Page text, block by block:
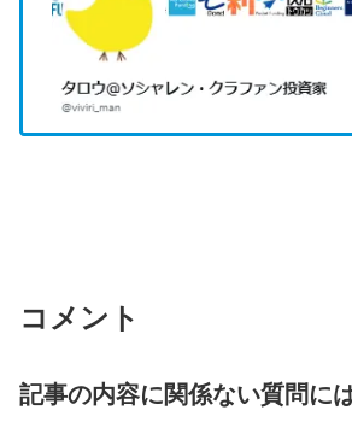
コメント
記事の内容に関係ない質問に